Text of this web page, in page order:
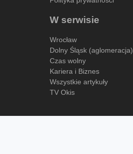
W serwisie
Wrocław
Dolny Śląsk (aglomeracja)
Czas wolny
Kariera i Biznes
Wszystkie artykuły
TV Okis